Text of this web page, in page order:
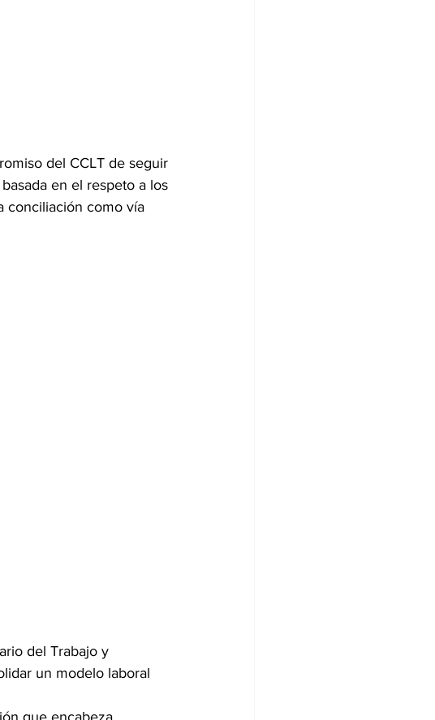
del CCLT de seguir
en el respeto a los
conciliación como vía
del Trabajo y
un modelo laboral
que encabeza